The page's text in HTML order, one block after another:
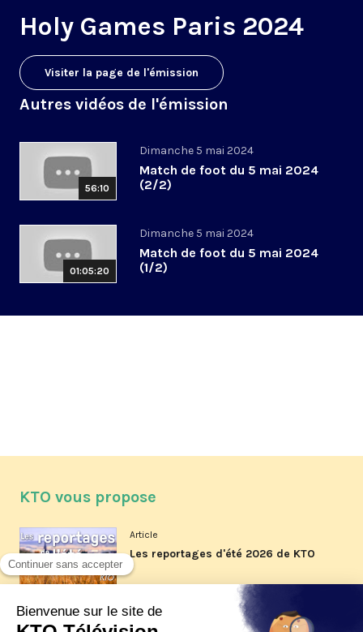
Holy Games Paris 2024
Visiter la page de l'émission
Autres vidéos de l'émission
56:10
Dimanche 5 mai 2024
Match de foot du 5 mai 2024
(2/2)
01:05:20
Dimanche 5 mai 2024
Match de foot du 5 mai 2024
(1/2)
KTO vous propose
Article
Les reportages d'été 2026 de KTO
Article
La visite pastorale du pape Léon